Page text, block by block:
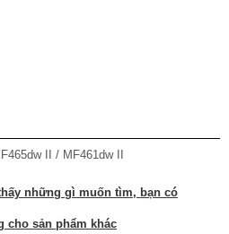
II / MF461dw II
những gì muốn tìm, bạn có
cho sản phẩm khác